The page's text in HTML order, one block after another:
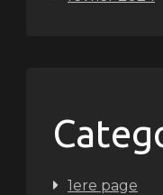
1ere page